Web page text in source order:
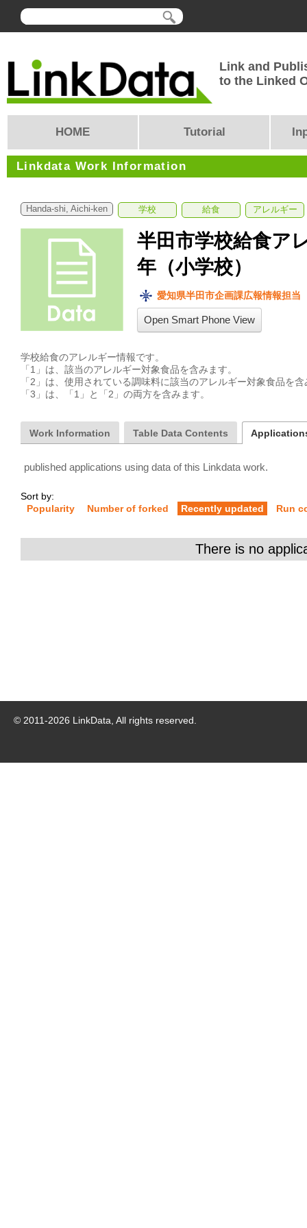
Link and
to the Linked
HOME Tutorial
Linkdata Work Information
Handa-shi, Aichi-ken 学校 給食 アレルギー
半田市学校給食ア
年（小学校）
愛知県半田市企画課広報情報担当
Open Smart Phone View
学校給食のアレルギー情報です。
「1」は、該当のアレルギー対象食品を含みます。
「2」は、使用されている調味料に該当のアレルギー対象食品を
「3」は、「1」と「2」の両方を含みます。
Work Information Table Data Contents
published applications using data of this Linkdata work.
Sort by:
Popularity
Number of forked Recently updated Run
There is no
© 2011-2026 LinkData, All rights reserved.